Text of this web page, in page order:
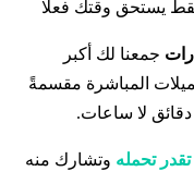
يستحق وقتك فعلا
جمعنا لك أكبر
المباشرة مقسمةً
لا ساعات.
وتشارك منه